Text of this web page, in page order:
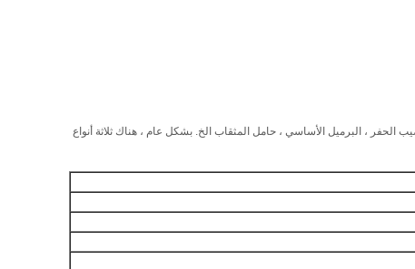
الحفر ، البرميل الأساسي ، حامل المثقاب الخ. بشكل عام ، هناك ثلاثة أنواع